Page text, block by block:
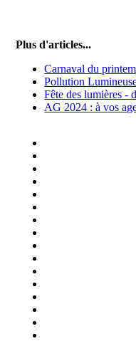
Plus d'articles...
Carnaval du
Pollution
Fête des lumières -
AG 2024 : à vos